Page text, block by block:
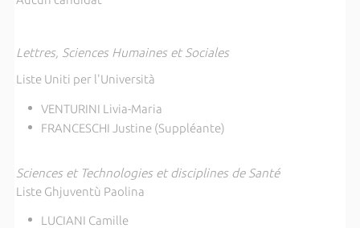
Lettres, Sciences Humaines et Sociales
Liste Uniti per l'Università
VENTURINI Livia-Maria
FRANCESCHI Justine (Suppléante)
Sciences et Technologies et disciplines de Santé
Liste Ghjuventù Paolina
LUCIANI Camille